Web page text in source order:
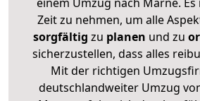
Zeit zu nehmen, um alle
sorgfältig zu planen und zu
sicherzustellen, dass alles
Mit der richtigen
deutschlandweiter Umzug